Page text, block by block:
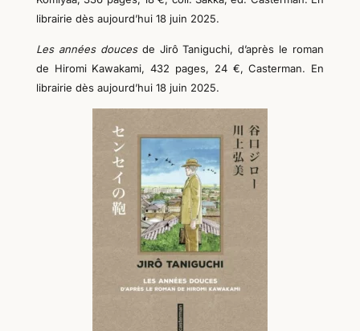
librairie dès aujourd’hui 18 juin 2025.
Les années doucesde Jirô Taniguchi, d’après le roman
de Hiromi Kawakami, 432 pages, 24 €, Casterman. En
librairie dès aujourd’hui 18 juin 2025.